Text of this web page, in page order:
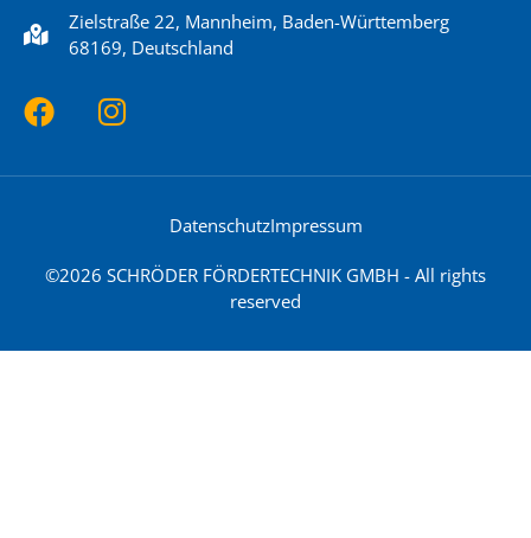
Zielstraße 22, Mannheim, Baden-Württemberg
68169, Deutschland
DatenschutzImpressum
©2026 SCHRÖDER FÖRDERTECHNIK GMBH - All rights
reserved